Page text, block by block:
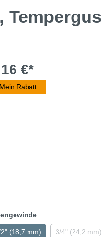
€*
Mein Rabatt
2" (18,7 mm) 3/4" (24,2 mm)